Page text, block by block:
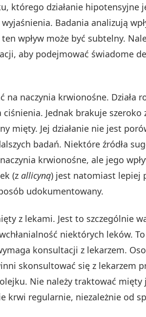
którego działanie hipotensyjne
Badania analizują
wpływ może być subtelny.
aby podejmować świadome
naczynia krwionośne. Działa
Jednak brakuje
mięty. Jej działanie nie jest
badań. Niektóre źródła
krwionośne, ale jego
(z allicyną) jest natomiast lepiej
udokumentowany.
z lekami. Jest to szczególnie
niektórych leków.
konsultacji z lekarzem.
skonsultować się z lekarzem
Nie należy traktować
regularnie, niezależnie od